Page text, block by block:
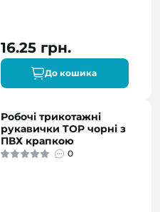
16.25 грн.
До кошика
Робочі трикотажні
рукавички TOP чорні з
ПВХ крапкою
0